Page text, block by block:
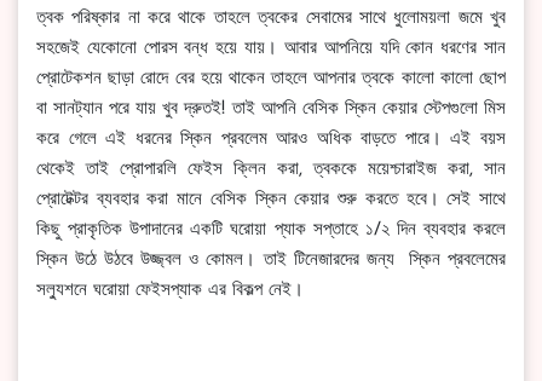
ত্বক পরিষ্কার না করে থাকে তাহলে ত্বকের সেবামের সাথে ধুলোময়লা জমে খুব
সহজেই যেকোনো পোরস বন্ধ হয়ে যায়। আবার আপনিয়ে যদি কোন ধরণের সান
প্রোটেকশন ছাড়া রোদে বের হয়ে থাকেন তাহলে আপনার ত্বকে কালো কালো ছোপ
বা সানট্যান পরে যায় খুব দ্রুতই! তাই আপনি বেসিক স্কিন কেয়ার স্টেপগুলো মিস
করে গেলে এই ধরনের স্কিন প্রবলেম আরও অধিক বাড়তে পারে। এই বয়স
থেকেই তাই প্রোপারলি ফেইস ক্লিন করা, ত্বককে ময়েশ্চারাইজ করা, সান
প্রোটেক্টর ব্যবহার করা মানে বেসিক স্কিন কেয়ার শুরু করতে হবে। সেই সাথে
কিছু প্রাকৃতিক উপাদানের একটি ঘরোয়া প্যাক সপ্তাহে ১/২ দিন ব্যবহার করলে
স্কিন উঠে উঠবে উজ্জ্বল ও কোমল। তাই টিনেজারদের জন্য স্কিন প্রবলেমের
সল্যুশনে ঘরোয়া ফেইসপ্যাক এর বিকল্প নেই।